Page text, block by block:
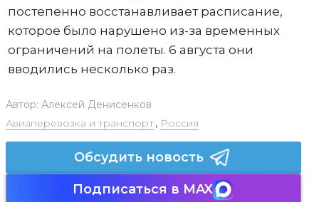
постепенно восстанавливает расписание,
которое было нарушено из-за временных
ограничений на полеты. 6 августа они
вводились несколько раз.
Автор: Алексей Денисенков
Авиаперевозка и транспорт, Россия
Обсудить новость
Подписаться в MAX